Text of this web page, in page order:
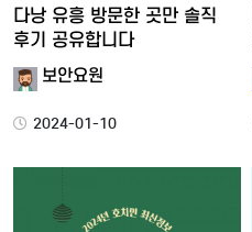
다낭 유흥 방문한 곳만 솔직
후기 공유합니다
보안요원
2024-01-10